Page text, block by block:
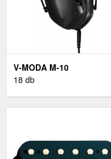
V-MODA M-10
18 db